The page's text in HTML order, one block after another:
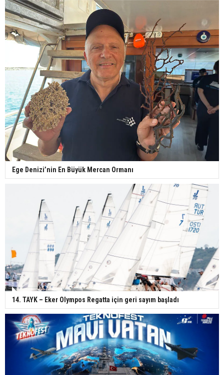
Ege Denizi’nin En Büyük Mercan Ormanı
14. TAYK – Eker Olympos Regatta için geri sayım başladı